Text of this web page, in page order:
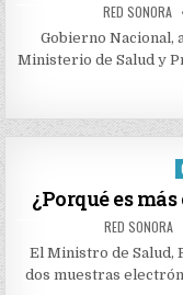
AUTHOR:
RED SONORA
Gobierno
Ministerio de Salud y
¿Porqué es
AUTHOR:
RED SONORA
El Ministro de Salud,
dos muestras